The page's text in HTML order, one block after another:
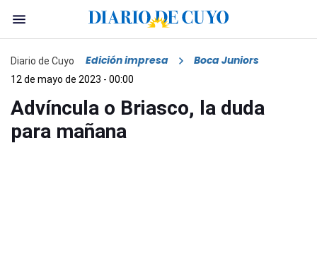
Diario de Cuyo Edición impresa Boca Juniors
12 de mayo de 2023 - 00:00
Advíncula o Briasco, la duda
para mañana